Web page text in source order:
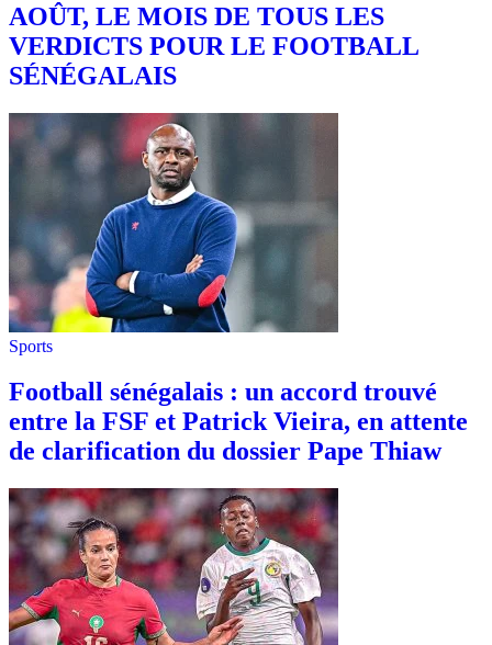
AOÛT, LE MOIS DE TOUS LES
VERDICTS POUR LE FOOTBALL
SÉNÉGALAIS
Sports
Football sénégalais : un accord trouvé
entre la FSF et Patrick Vieira, en attente
de clarification du dossier Pape Thiaw